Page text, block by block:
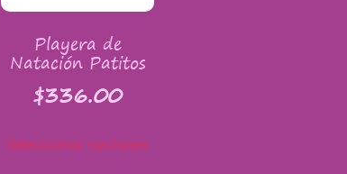
Playera de
Natación Patitos
$336.00
Seleccionar opciones